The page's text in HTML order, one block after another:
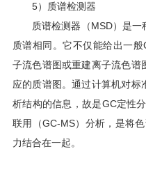
5）质谱检测器
质谱检测器（MSD）是
质谱相同。它不仅能给出一
子流色谱图或重建离子流色谱
应的质谱图。通过计算机对
析结构的信息，故是GC定性
联用（GC-MS）分析，是将
力结合在一起。